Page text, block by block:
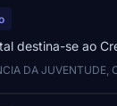
destina-se ao
DA JUVENTUDE,